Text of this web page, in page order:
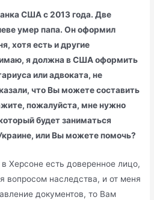
США с 2013 года. Две
умер папа. Он оформил
хотя есть и другие
я должна в США оформить
или адвоката, не
что Вы можете составить
пожалуйста, мне нужно
будет заниматься
или Вы можете помочь?
Херсоне есть доверенное лицо,
вопросом наследства, и от меня
документов, то Вам